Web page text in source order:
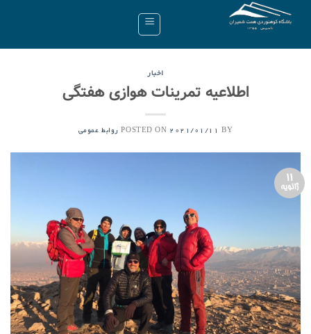
اخبار
اطلاعیه تمرینات هوازی هفتگی
POSTED ON 2021/01/11 BY روابط عمومی
11
ژانویه